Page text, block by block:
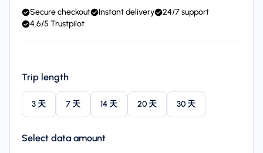
Secure checkout Instant delivery
24/7 support
4.6/5 Trustpilot
Trip length
3 天 7 天 14 天 20 天 30 天
Select data amount